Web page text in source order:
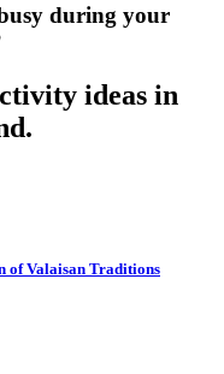
during your
ideas in
of Valaisan Traditions